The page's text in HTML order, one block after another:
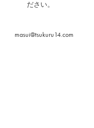
ださい。
masui@tsukuru14.com